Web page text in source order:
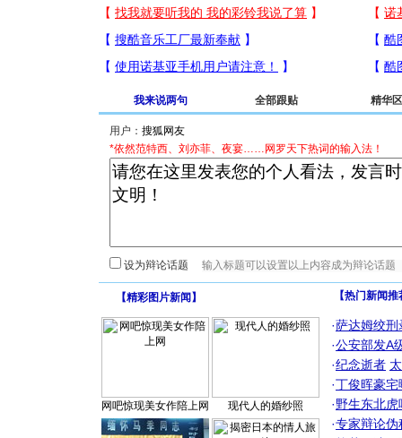
我来说两句 全部跟贴 精华区
用户：
*依然范特西、刘亦菲、夜宴……网罗天下热词的输入法！
设为辩论话题
【精彩图片新闻 】
网吧惊现美女作陪上网 现代人的婚纱照
【热门新闻
·萨达姆绞刑
·公安部发A
·纪念逝者
·丁俊晖豪
·野生东北
·专家辩论伪